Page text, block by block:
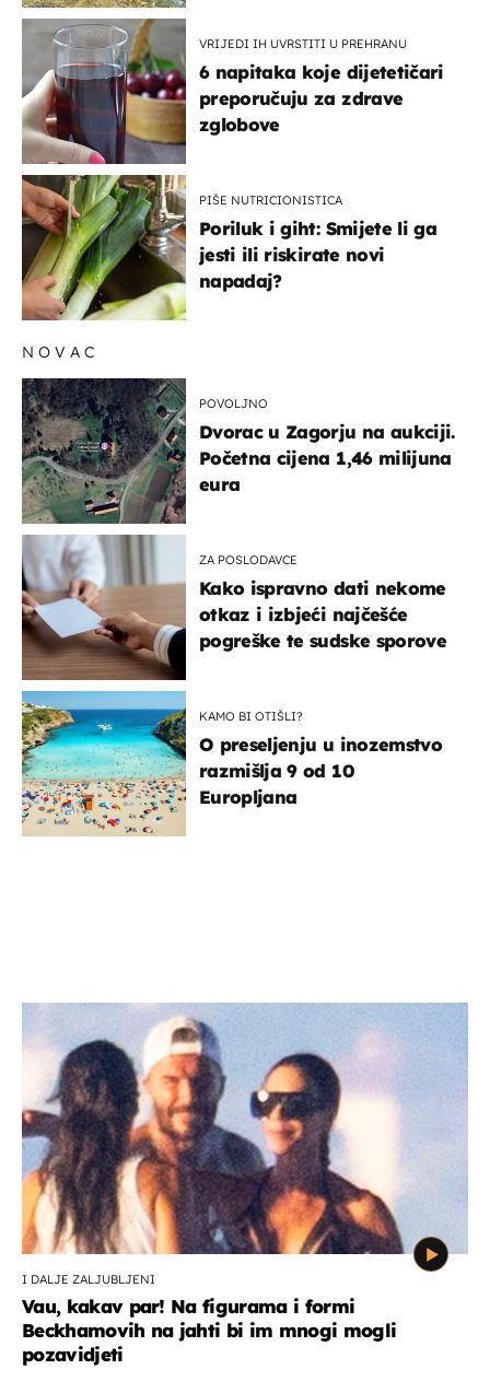
VRIJEDI IH UVRSTITI U PREHRANU
6 napitaka koje dijetetičari
preporučuju za zdrave
zglobove
PIŠE NUTRICIONISTICA
Poriluk i giht: Smijete li ga
jesti ili riskirate novi
napadaj?
NOVAC
POVOLJNO
Dvorac u Zagorju na aukciji.
Početna cijena 1,46 milijuna
eura
ZA POSLODAVCE
Kako ispravno dati nekome
otkaz i izbjeći najčešće
pogreške te sudske sporove
KAMO BI OTIŠLI?
O preseljenju u inozemstvo
razmišlja 9 od 10
Europljana
I DALJE ZALJUBLJENI
Vau, kakav par! Na figurama i formi
Beckhamovih na jahti bi im mnogi mogli
pozavidjeti